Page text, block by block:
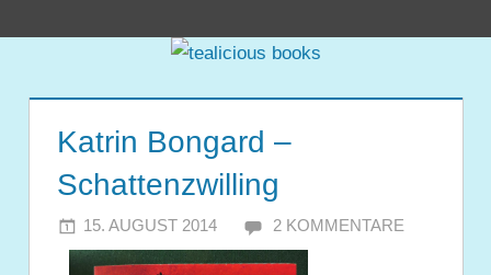
tealicious
books
Katrin Bongard –
Schattenzwilling
15. AUGUST 2014 JULIA
2 KOMMENTARE